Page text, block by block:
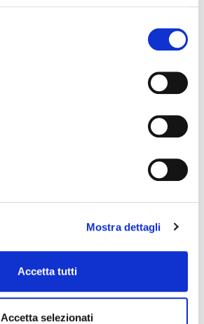
Mostra dettagli
Accetta tutti
Accetta selezionati
250ml
de invierno